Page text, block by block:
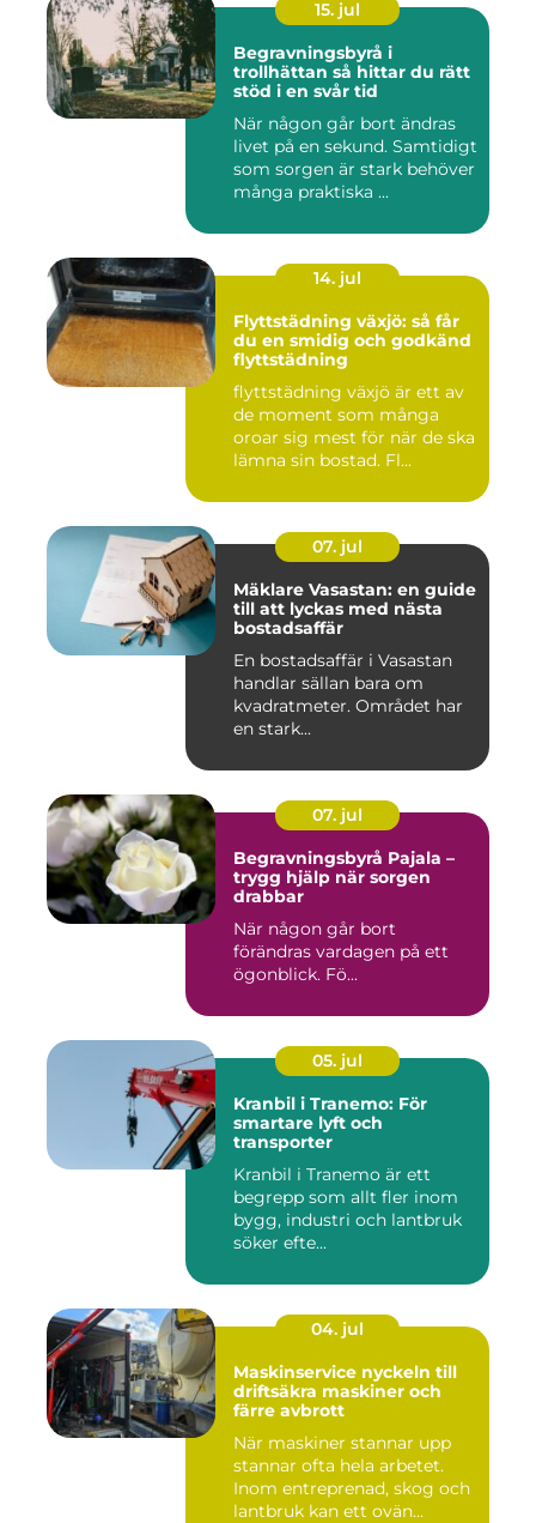
15. jul
Begravningsbyrå i
trollhättan så hittar du rätt
stöd i en svår tid
När någon går bort ändras
livet på en sekund. Samtidigt
som sorgen är stark behöver
många praktiska ...
14. jul
Flyttstädning växjö: så får
du en smidig och godkänd
flyttstädning
flyttstädning växjö är ett av
de moment som många
oroar sig mest för när de ska
lämna sin bostad. Fl...
07. jul
Mäklare Vasastan: en guide
till att lyckas med nästa
bostadsaffär
En bostadsaffär i Vasastan
handlar sällan bara om
kvadratmeter. Området har
en stark...
07. jul
Begravningsbyrå Pajala –
trygg hjälp när sorgen
drabbar
När någon går bort
förändras vardagen på ett
ögonblick. Fö...
05. jul
Kranbil i Tranemo: För
smartare lyft och
transporter
Kranbil i Tranemo är ett
begrepp som allt fler inom
bygg, industri och lantbruk
söker efte...
04. jul
Maskinservice nyckeln till
driftsäkra maskiner och
färre avbrott
När maskiner stannar upp
stannar ofta hela arbetet.
Inom entreprenad, skog och
lantbruk kan ett ovän...